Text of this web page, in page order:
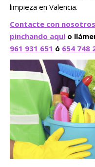
limpieza en Valencia.
Contacte con
pinchando aquío
961 931 651 ó 654 748